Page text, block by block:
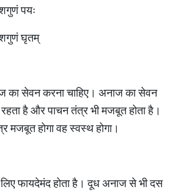
पयः
घृतम्
का सेवन करना चाहिए। अनाज का सेवन
है और पाचन तंत्र भी मजबूत होता है।
मजबूत होगा वह स्वस्थ होगा।
फायदेमंद होता है। दूध अनाज से भी दस